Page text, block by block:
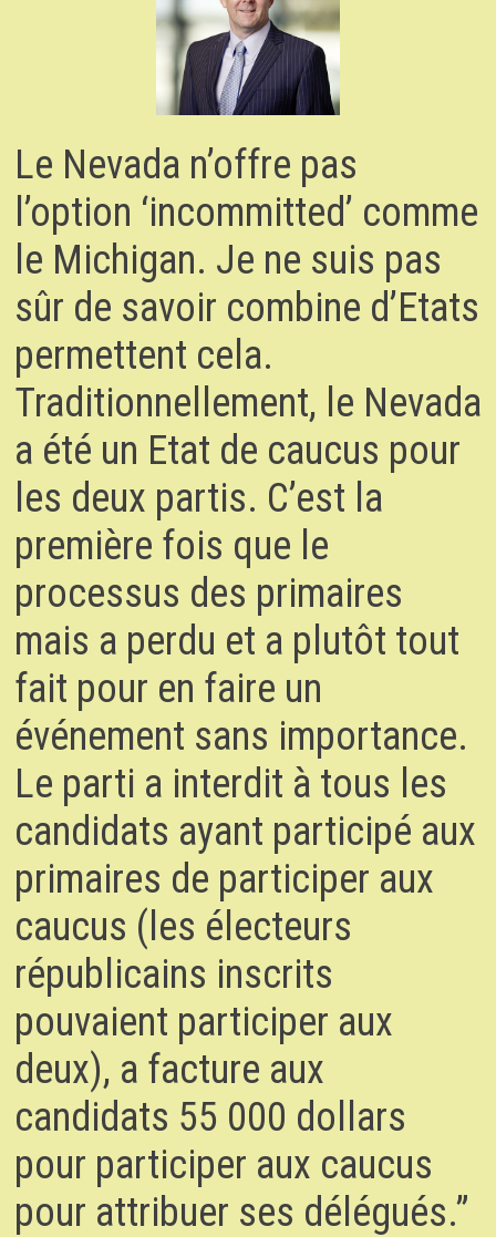
Le Nevada n’offre pas
l’option ‘incommitted’ comme
le Michigan. Je ne suis pas
sûr de savoir combine d’Etats
permettent cela.
Traditionnellement, le Nevada
a été un Etat de caucus pour
les deux partis. C’est la
première fois que le
processus des primaires
mais a perdu et a plutôt tout
fait pour en faire un
événement sans importance.
Le parti a interdit à tous les
candidats ayant participé aux
primaires de participer aux
caucus (les électeurs
républicains inscrits
pouvaient participer aux
deux), a facture aux
candidats 55 000 dollars
pour participer aux caucus
pour attribuer ses délégués.”